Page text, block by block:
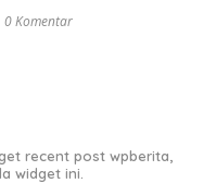
0 Komentar
recent post wpberita,
widget ini.